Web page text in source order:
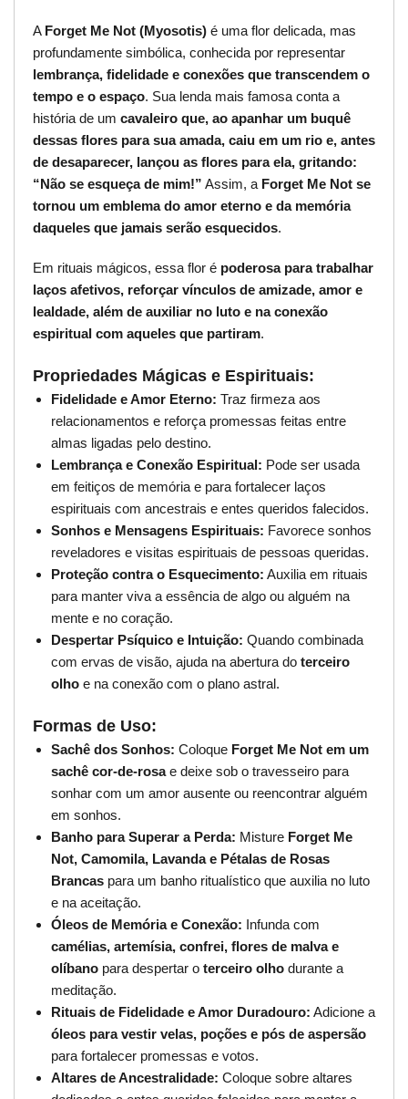
A Forget Me Not (Myosotis) é uma flor delicada, mas
profundamente simbólica, conhecida por representar
lembrança, fidelidade e conexões que transcendem o
tempo e o espaço. Sua lenda mais famosa conta a
história de um cavaleiro que, ao apanhar um buquê
dessas flores para sua amada, caiu em um rio e, antes
de desaparecer, lançou as flores para ela, gritando:
“Não se esqueça de mim!” Assim, a Forget Me Not se
tornou um emblema do amor eterno e da memória
daqueles que jamais serão esquecidos.
Em rituais mágicos, essa flor é poderosa para trabalhar
laços afetivos, reforçar vínculos de amizade, amor e
lealdade, além de auxiliar no luto e na conexão
espiritual com aqueles que partiram.
Propriedades Mágicas e Espirituais:
Fidelidade e Amor Eterno: Traz firmeza aos
relacionamentos e reforça promessas feitas entre
almas ligadas pelo destino.
Lembrança e Conexão Espiritual: Pode ser usada
em feitiços de memória e para fortalecer laços
espirituais com ancestrais e entes queridos falecidos.
Sonhos e Mensagens Espirituais: Favorece sonhos
reveladores e visitas espirituais de pessoas queridas.
Proteção contra o Esquecimento: Auxilia em rituais
para manter viva a essência de algo ou alguém na
mente e no coração.
Despertar Psíquico e Intuição: Quando combinada
com ervas de visão, ajuda na abertura do terceiro
olho e na conexão com o plano astral.
Formas de Uso:
Sachê dos Sonhos: Coloque Forget Me Not em um
sachê cor-de-rosae deixe sob o travesseiro para
sonhar com um amor ausente ou reencontrar alguém
em sonhos.
Banho para Superar a Perda: Misture Forget Me
Not, Camomila, Lavanda e Pétalas de Rosas
Brancas para um banho ritualístico que auxilia no luto
e na aceitação.
Óleos de Memória e Conexão: Infunda com
camélias, artemísia, confrei, flores de malva e
olíbano para despertar o terceiro olho durante a
meditação.
Rituais de Fidelidade e Amor Duradouro: Adicione a
óleos para vestir velas, poções e pós de aspersão
para fortalecer promessas e votos.
Altares de Ancestralidade: Coloque sobre altares